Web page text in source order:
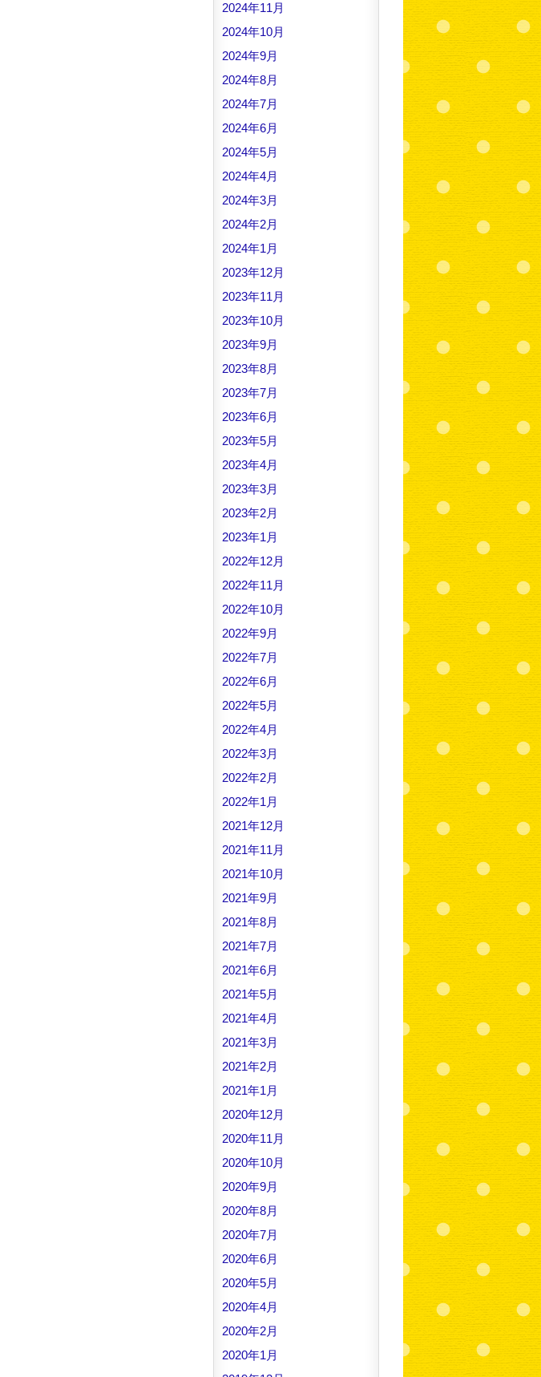
2024年11月
2024年10月
2024年9月
2024年8月
2024年7月
2024年6月
2024年5月
2024年4月
2024年3月
2024年2月
2024年1月
2023年12月
2023年11月
2023年10月
2023年9月
2023年8月
2023年7月
2023年6月
2023年5月
2023年4月
2023年3月
2023年2月
2023年1月
2022年12月
2022年11月
2022年10月
2022年9月
2022年7月
2022年6月
2022年5月
2022年4月
2022年3月
2022年2月
2022年1月
2021年12月
2021年11月
2021年10月
2021年9月
2021年8月
2021年7月
2021年6月
2021年5月
2021年4月
2021年3月
2021年2月
2021年1月
2020年12月
2020年11月
2020年10月
2020年9月
2020年8月
2020年7月
2020年6月
2020年5月
2020年4月
2020年2月
2020年1月